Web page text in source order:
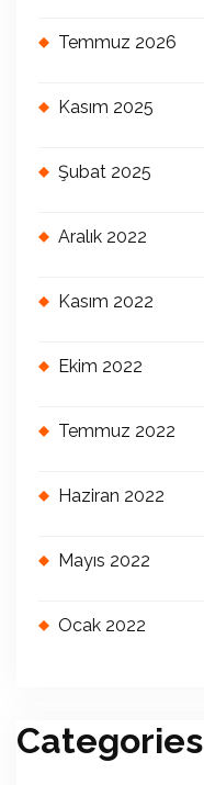
Temmuz 2026
Kasım 2025
Şubat 2025
Aralık 2022
Kasım 2022
Ekim 2022
Temmuz 2022
Haziran 2022
Mayıs 2022
Ocak 2022
Categories